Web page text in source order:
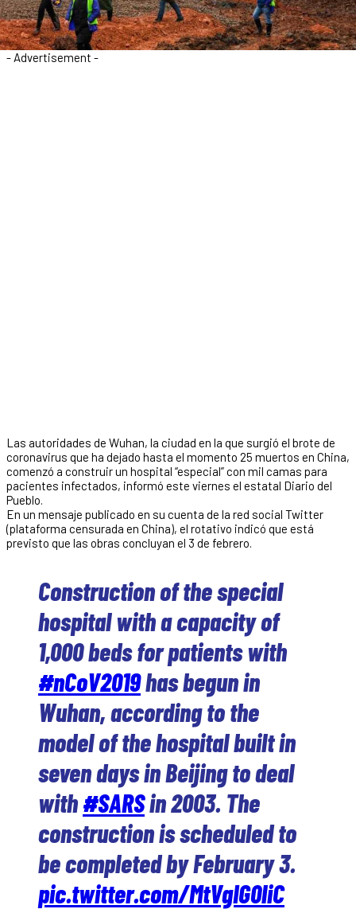
- Advertisement -
Las autoridades de Wuhan, la ciudad en la que surgió el brote de
coronavirus que ha dejado hasta el momento 25 muertos en China,
comenzó a construir un hospital “especial” con mil camas para
pacientes infectados, informó este viernes el estatal Diario del
Pueblo.
En un mensaje publicado en su cuenta de la red social Twitter
(plataforma censurada en China), el rotativo indicó que está
previsto que las obras concluyan el 3 de febrero.
Construction of the special
hospital with a capacity of
1,000 beds for patients with
#nCoV2019has begun in
Wuhan, according to the
model of the hospital built in
seven days in Beijing to deal
with#SARSin 2003. The
construction is scheduled to
be completed by February 3.
pic.twitter.com/MtVgIG0liC